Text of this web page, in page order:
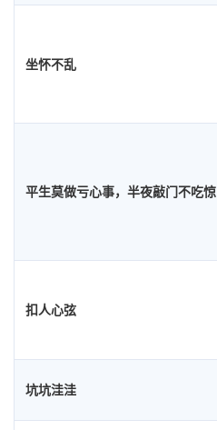
坐怀不乱
平生莫做亏心事，半夜敲门不吃惊
扣人心弦
坑坑洼洼